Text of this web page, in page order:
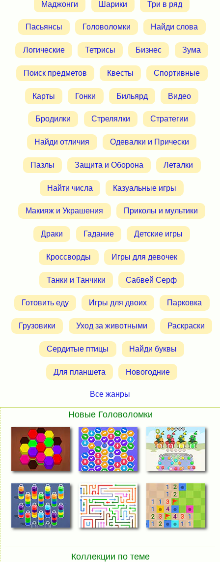
Маджонги Шарики Три в ряд
Пасьянсы Головоломки Найди слова
Логические Тетрисы Бизнес Зума
Поиск предметов Квесты Спортивные
Карты Гонки Бильярд Видео
Бродилки Стрелялки Стратегии
Найди отличия Одевалки и Прически
Пазлы Защита и Оборона Леталки
Найти числа Казуальные игры
Макияж и Украшения Приколы и мультики
Драки Гадание Детские игры
Кроссворды Игры для девочек
Танки и Танчики Сабвей Серф
Готовить еду Игры для двоих Парковка
Грузовики Уход за животными Раскраски
Сердитые птицы Найди буквы
Для планшета Новогодние
Все жанры
Новые Головоломки
Коллекции по теме